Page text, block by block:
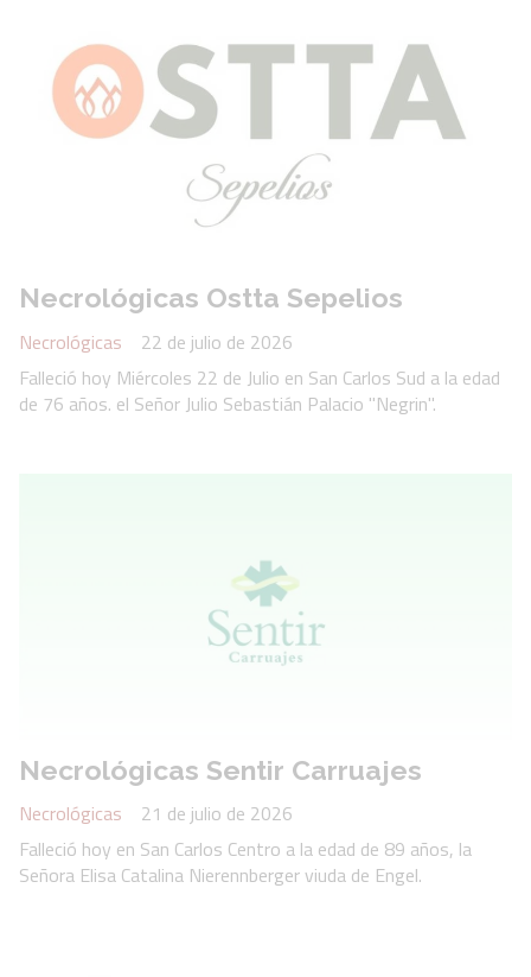
Necrológicas Ostta Sepelios
Necrológicas
22 de julio de 2026
Falleció hoy Miércoles 22 de Julio en San Carlos Sud a la edad
de 76 años. el Señor Julio Sebastián Palacio "Negrin".
Necrológicas Sentir Carruajes
Necrológicas
21 de julio de 2026
Falleció hoy en San Carlos Centro a la edad de 89 años, la
Señora Elisa Catalina Nierennberger viuda de Engel.